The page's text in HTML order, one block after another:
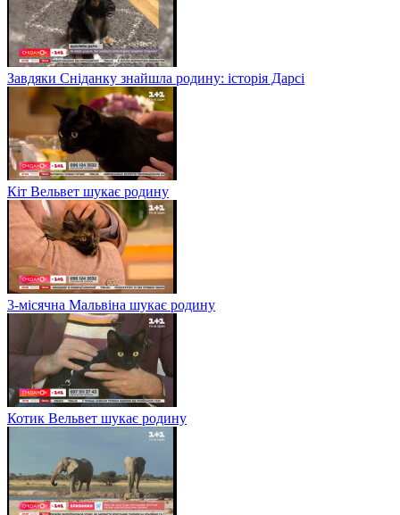
Завдяки Сніданку знайшла родину: історія Дарсі
Кіт Вельвет шукає родину
3-місячна Мальвіна шукає родину
Котик Вельвет шукає родину